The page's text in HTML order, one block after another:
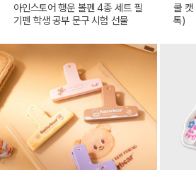
아인스토어 행운 볼펜 4종 세트 필
기펜 학생 공부 문구 시험 선물
쿨 캣
톡)